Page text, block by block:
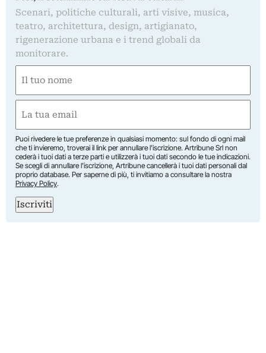
Scenari, politiche culturali, arti visive, musica,
teatro, architettura, design, artigianato,
rigenerazione urbana e i trend globali da
monitorare.
(Obbligatorio)
Nome
(Obbligatorio)
Puoi rivedere le tue preferenze in qualsiasi momento: sul fondo di ogni mail
che ti invieremo, troverai il link per annullare l’iscrizione. Artribune Srl non
cederà i tuoi dati a terze parti e utilizzerà i tuoi dati secondo le tue indicazioni.
Se scegli di annullare l’iscrizione, Artribune cancellerà i tuoi dati personali dal
proprio database. Per saperne di più, ti invitiamo a consultare la nostra
Privacy Policy.
Iscriviti